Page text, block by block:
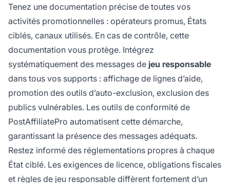
Tenez une documentation précise de toutes vos
activités promotionnelles : opérateurs promus, États
ciblés, canaux utilisés. En cas de contrôle, cette
documentation vous protège. Intégrez
systématiquement des messages de jeu responsable
dans tous vos supports : affichage de lignes d’aide,
promotion des outils d’auto-exclusion, exclusion des
publics vulnérables. Les outils de conformité de
PostAffiliatePro automatisent cette démarche,
garantissant la présence des messages adéquats.
Restez informé des réglementations propres à chaque
État ciblé. Les exigences de licence, obligations fiscales
et règles de jeu responsable diffèrent fortement d’un